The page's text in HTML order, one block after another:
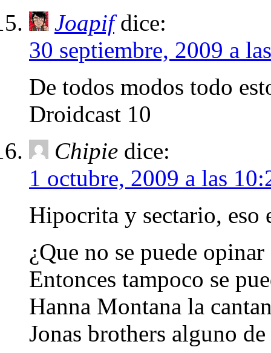
Joapif dice:
30 septiembre, 2009 a
De todos modos todo
Droidcast 10
Chipie dice:
1 octubre, 2009 a las
Hipocrita y sectario, eso
¿Que no se puede
Entonces tampoco se
Hanna Montana la
Jonas brothers alguno